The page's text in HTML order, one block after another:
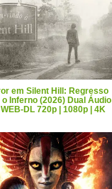
em Silent Hill: Regresso
o Inferno (2026) Dual Áudio
DL 720p | 1080p | 4K